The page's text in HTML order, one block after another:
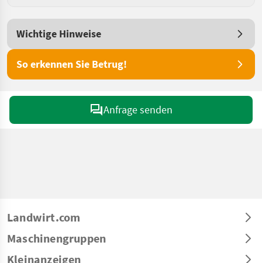
Wichtige Hinweise
So erkennen Sie Betrug!
Anfrage senden
Landwirt.com
Maschinengruppen
Kleinanzeigen